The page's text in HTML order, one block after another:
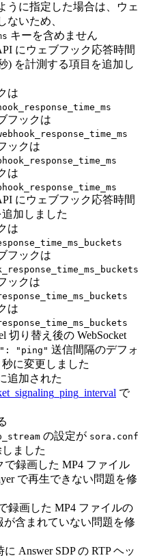
うに指定した場合は、ウェ
ないため、
キーを含めません
にウェブフック応答時間
) を計測する項目を追加し
は
フックは
ックは
は
にウェブフック応答時間
加しました
は
フックは
ックは
は
切り替え後の WebSocket
"ping" 送信間隔のデフォ
に変更しました
追加された
で
の設定が sora.conf
ました
で録画した MP4 ファイル
で再生できない問題を修
録画した MP4 ファイルの
が含まれていない問題を修
Answer SDP の RTP ヘッ